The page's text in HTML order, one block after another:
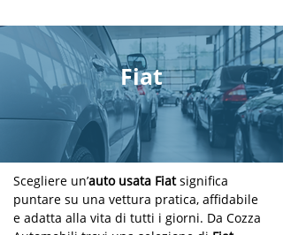
Fiat
Scegliere un’auto usata Fiat significa
puntare su una vettura pratica, affidabile
e adatta alla vita di tutti i giorni. Da Cozza